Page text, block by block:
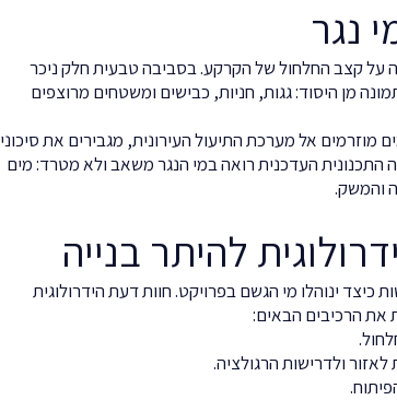
נגר
על קצב החלחול של הקרקע. בסביבה טבעית חלק ניכר
מן היסוד: גגות, חניות, כבישים ומשטחים מרוצפים
מוזרמים אל מערכת התיעול העירונית, מגבירים את סיכוני
העדכנית רואה במי הנגר משאב ולא מטרד: מים
והמשק.
להיתר בנייה
כיצד ינוהלו מי הגשם בפרויקט. חוות דעת הידרולוגית
את הרכיבים הבאים:
ולדרישות הרגולציה.